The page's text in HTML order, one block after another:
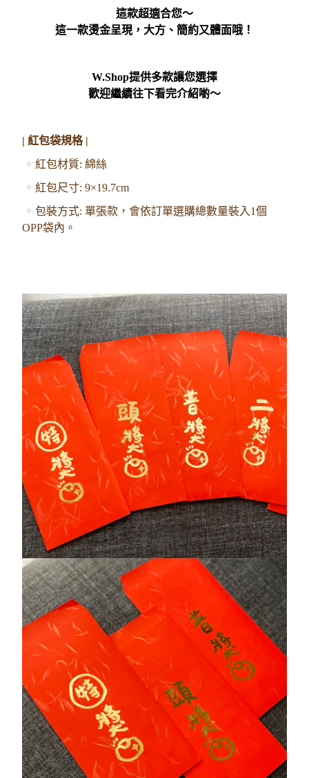
這款超適合您～
這一款燙金呈現，大方、簡約又體面哦！
W.Shop提供多款讓您選擇
歡迎繼續往下看完介紹喲～
| 紅包袋規格 |
紅包材質: 綿絲
紅包尺寸: 9×19.7cm
包裝方式: 單張款，會依訂單選購總數量裝入1個
OPP袋內。